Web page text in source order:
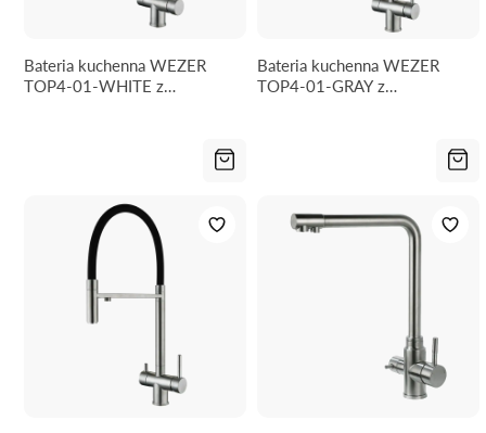
Bateria kuchenna WEZER
TOP4-01-WHITE z
Bateria kuchenna WEZER
TOP4-01-GRAY z